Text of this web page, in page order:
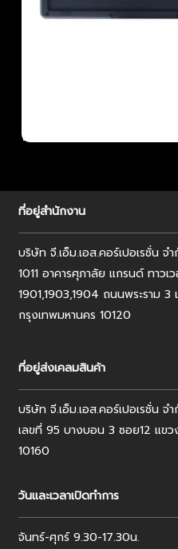
ที่อยู่สำนักงาน
บริษัท จี.เอ็ม.เอส.คอร์เปอเรชั่น จ
1011 อาคารศุภาลัย แกรนด์ ทาวเ
1901,1903,1904 ถนนพระราม
กรุงเทพมหานคร 10120
ที่อยู่ส่งเคลมสินค้า
บริษัท จี.เอ็ม.เอส.คอร์เปอเรชั่น จ
เลขที่ 95 บางบอน 3 ซอย12 แข
10160
วันและเวลาเปิดทำการ
จันทร์-ศุกร์ 9.30-17.30น.